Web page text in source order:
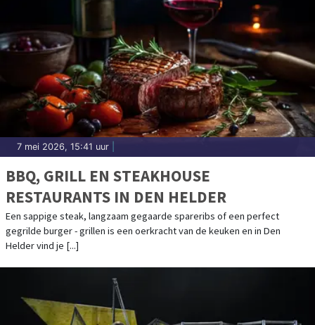
7 mei 2026, 15:41 uur
BBQ, GRILL EN STEAKHOUSE
RESTAURANTS IN DEN HELDER
Een sappige steak, langzaam gegaarde spareribs of een perfect
gegrilde burger - grillen is een oerkracht van de keuken en in Den
Helder vind je [...]